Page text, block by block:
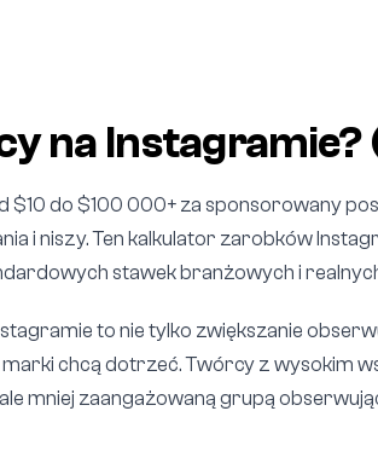
na Instagramie?
do $100 000+ za sponsorowany
i niszy. Ten kalkulator zarobków
stawek branżowych i
to nie tylko zwiększanie
chcą dotrzeć. Twórcy z wysokim
mniej zaangażowaną grupą